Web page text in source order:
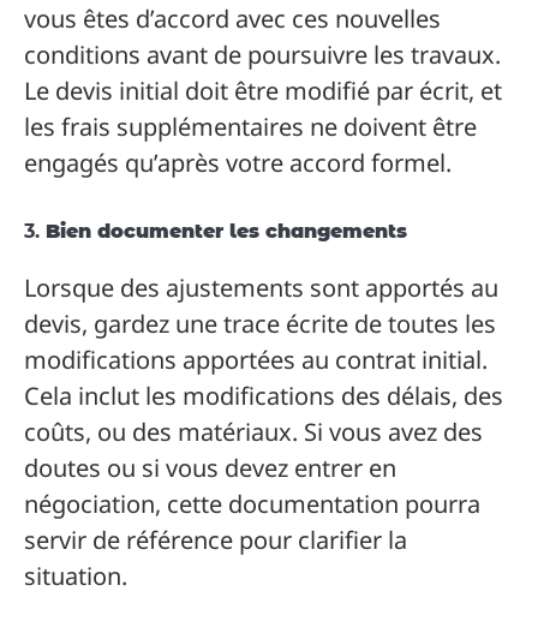
vous êtes d’accord avec ces nouvelles
conditions avant de poursuivre les travaux.
Le devis initial doit être modifié par écrit, et
les frais supplémentaires ne doivent être
engagés qu’après votre accord formel.
3. Bien documenter les changements
Lorsque des ajustements sont apportés au
devis, gardez une trace écrite de toutes les
modifications apportées au contrat initial.
Cela inclut les modifications des délais, des
coûts, ou des matériaux. Si vous avez des
doutes ou si vous devez entrer en
négociation, cette documentation pourra
servir de référence pour clarifier la
situation.